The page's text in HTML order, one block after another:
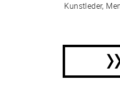
Kunstleder,